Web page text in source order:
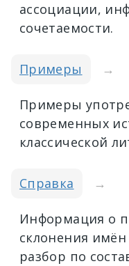
ассоциации,
сочетаемости.
Примеры →
Примеры
современных
классической
Справка →
Информация о
склонения
разбор по